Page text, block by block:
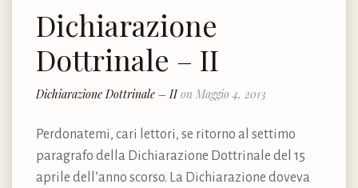
Dichiarazione
Dottrinale – II
Dichiarazione Dottrinale – IIon Maggio 4, 2013
Perdonatemi, cari lettori, se ritorno al settimo
paragrafo della Dichiarazione Dottrinale del 15
aprile dell’anno scorso. La Dichiarazione doveva